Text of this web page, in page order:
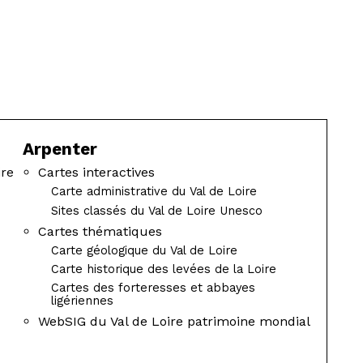
Arpenter
Cartes interactives
Carte administrative du Val de Loire
Sites classés du Val de Loire Unesco
Cartes thématiques
Carte géologique du Val de Loire
Carte historique des levées de la Loire
Cartes des forteresses et abbayes
ligériennes
WebSIG du Val de Loire patrimoine mondial
l'eau. Abonnez-vous !
N
La Newsletter
Les dernières nouvelles du Val de
Loire patrimoine mondial délivrées
directement dans votre boîte mail.